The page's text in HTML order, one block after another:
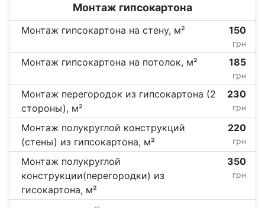
Монтаж гипсокартона
Монтаж гипсокартона на стену, м² 150
грн
Монтаж гипсокартона на потолок, м² 185
грн
Монтаж перегородок из гипсокартона (2
стороны), м²
230
грн
Монтаж полукруглой конструкций
(стены) из гипсокартона, м²
220
грн
Монтаж полукруглой
конструкции(перегородки) из
гисокартона, м²
350
грн